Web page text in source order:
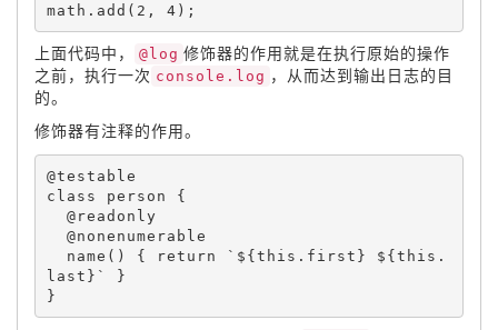
math . add ( 2 , 4 ) ;
上面代码中， @log 修饰器的作用就是在执行原始的操作
之前，执行一次 console.log ，从而达到输出日志的目
的。
修饰器有注释的作用。
@testable
class person
{
name ( ) { return `$ {this . first } $ {this .
last } ` }
}